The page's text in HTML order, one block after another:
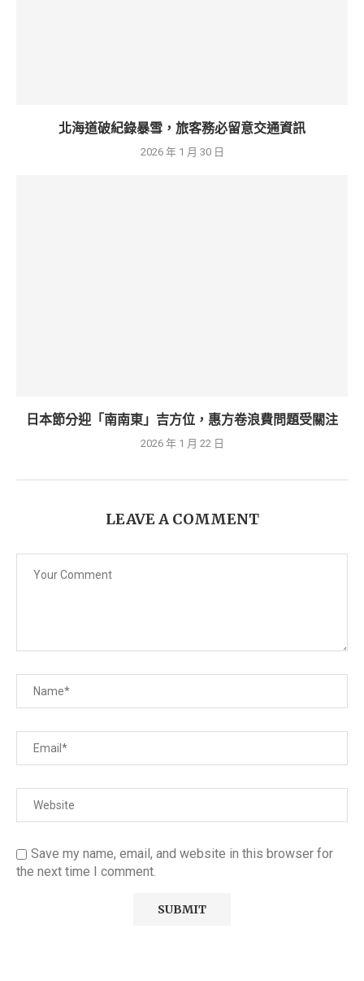
北海道破紀錄暴雪，旅客務必留意交通資訊
2026 年 1 月 30 日
日本節分迎「南南東」吉方位，惠方卷浪費問題受關注
2026 年 1 月 22 日
LEAVE A COMMENT
Save my name, email, and website in this browser for
the next time I comment.